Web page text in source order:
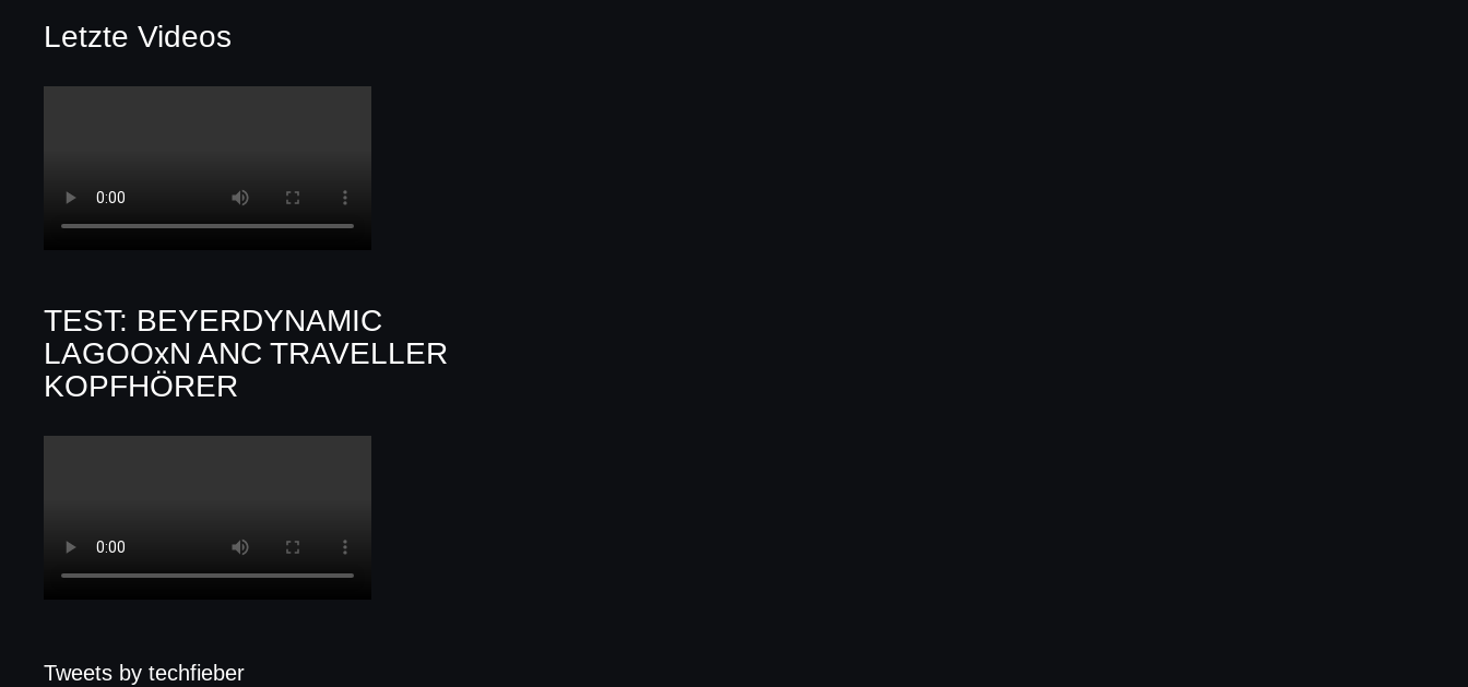
Letzte Videos
TEST: BEYERDYNAMIC
LAGOOxN ANC TRAVELLER
KOPFHÖRER
Tweets by techfieber